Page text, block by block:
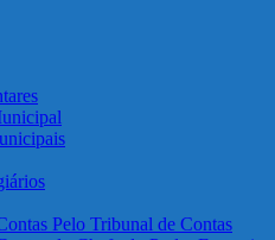
Pelo Tribunal de Contas